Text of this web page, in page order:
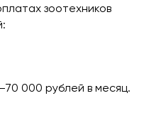
зоотехников
000 рублей в месяц.